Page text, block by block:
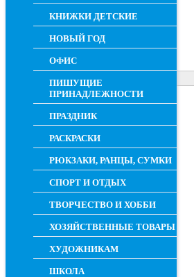
КНИЖКИ ДЕТСКИЕ
НОВЫЙ ГОД
ОФИС
ПИШУЩИЕ
ПРИНАДЛЕЖНОСТИ
ПРАЗДНИК
РАСКРАСКИ
РЮКЗАКИ, РАНЦЫ, СУМКИ
СПОРТ И ОТДЫХ
ТВОРЧЕСТВО И ХОББИ
ХОЗЯЙСТВЕННЫЕ ТОВАРЫ
ХУДОЖНИКАМ
ШКОЛА